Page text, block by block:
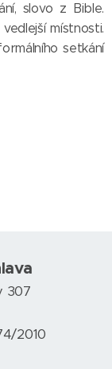
slovo z Bible.
místnosti.
setkání
307
2010